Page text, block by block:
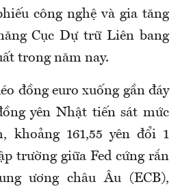
công nghệ và gia tăng
Cục Dự trữ Liên bang
trong năm nay.
đồng euro xuống gần đáy
yên Nhật tiến sát mức
khoảng 161,55 yên đổi 1
trường giữa Fed cứng rắn
ương châu Âu (ECB),